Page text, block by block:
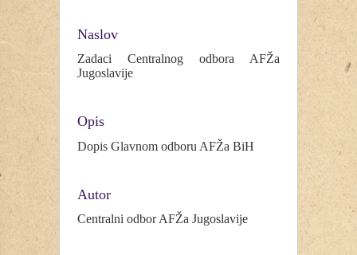
Naslov
Zadaci Centralnog odbora AFŽa
Jugoslavije
Opis
Dopis Glavnom odboru AFŽa BiH
Autor
Centralni odbor AFŽa Jugoslavije